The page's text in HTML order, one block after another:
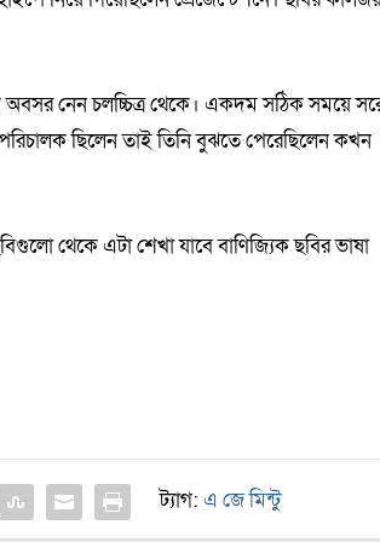
নেন চলচ্চিত্র থেকে। একদম সঠিক সময়ে
ছিলেন তাই তিনি বুঝতে পেরেছিলেন কখন
থেকে এটা শেখা যাবে বাণিজ্যিক ছবির ভাষা
ট্যাগ:এ জে মিন্টু